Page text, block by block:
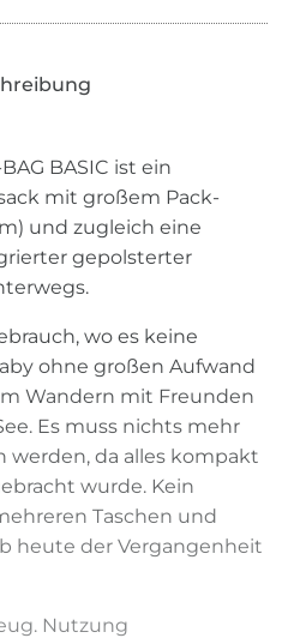
BASIC ist ein
mit großem Pack-
und zugleich eine
gepolsterter
wo es keine
ohne großen Aufwand
Wandern mit Freunden
Es muss nichts mehr
da alles kompakt
wurde. Kein
Taschen und
heute der Vergangenheit
Nutzung